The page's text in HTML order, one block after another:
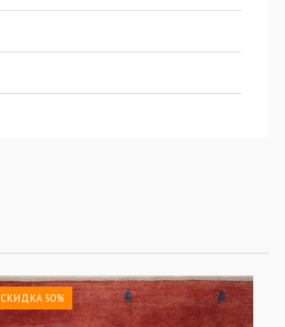
СКИДКА 50%